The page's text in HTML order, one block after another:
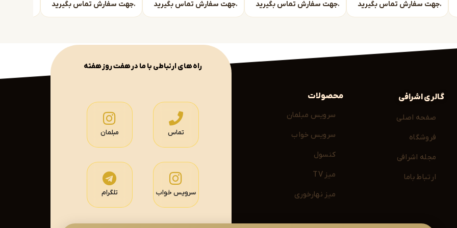
شود.
جهت سفارش تماس بگیرید. جهت سفارش تماس بگیرید. جهت سفارش تماس بگیرید. جهت سفارش تماس بگیرید.
گالری اشرافی محصولات
صفحه اصلی
فروشگاه
مجله اشرافی
ارتباط باما
سرویس مبلمان
سرویس خواب
کنسول
میز TV
میز نهارخوری
راه های ارتباطی با ما در هفت روز هفته
تماس مبلمان
سرویس خواب تلگرام